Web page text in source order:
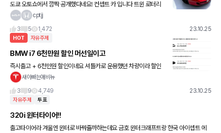
도쿄 오토쇼에서 깜짝 공개했다네요! 컨셉트 카 입니다 트윈 로터리
엔진에 베터리 장착한 하이브리드 시스템인데 사실상 엔진이 베터리
름에
cptjj
3
5 1,472 23.10.25
HOT 자유주제
BMW i7 6천만원 할인 머선일이고
즉시출고 + 6천만원 할인이네요 셔틀카로 운용했던 차량이라 할인
새아빠는애비뉴
3
9 4,749 23.10.25
자유주제 투표
320i 윈터타이어!!
출고타이어라 겨울엔 윈터로 바꿔줄까하는데요 금호 윈터크래프트랑 한국 아이셉트 에